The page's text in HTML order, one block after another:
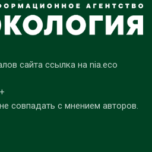
сайта ссылка на nia.eco
совпадать с мнением авторов.